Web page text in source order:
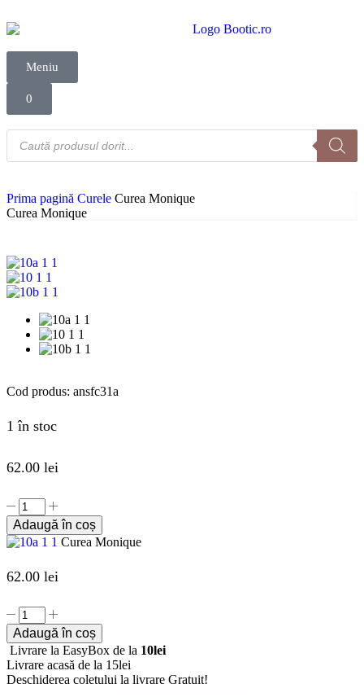
Meniu
0
Prima pagină Curele Curea Monique
Curea Monique
Cod produs: ansfc31a
1 în stoc
62.00 lei
Adaugă în coș
Curea Monique
62.00 lei
Adaugă în coș
Livrare la EasyBox de la 10lei
Livrare acasă de la 15lei
Deschiderea coletului la livrare Gratuit!